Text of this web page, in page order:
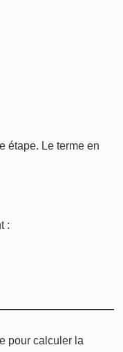
étape. Le terme en
:
pour calculer la